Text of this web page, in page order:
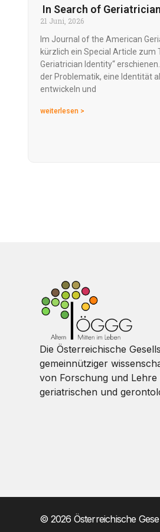
In Search of
21 Juni, 2026
Im Journal of the American
kürzlich ein Special Article zum
Geriatrician Identity“
der Problematik, eine Identität
entwickeln und
weiterlesen >
Die Österreichische
gemeinnütziger
von Forschung und
geriatrischen und
© 2026 Österreichische